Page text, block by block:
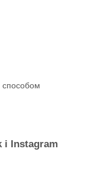
способом
і Instagram